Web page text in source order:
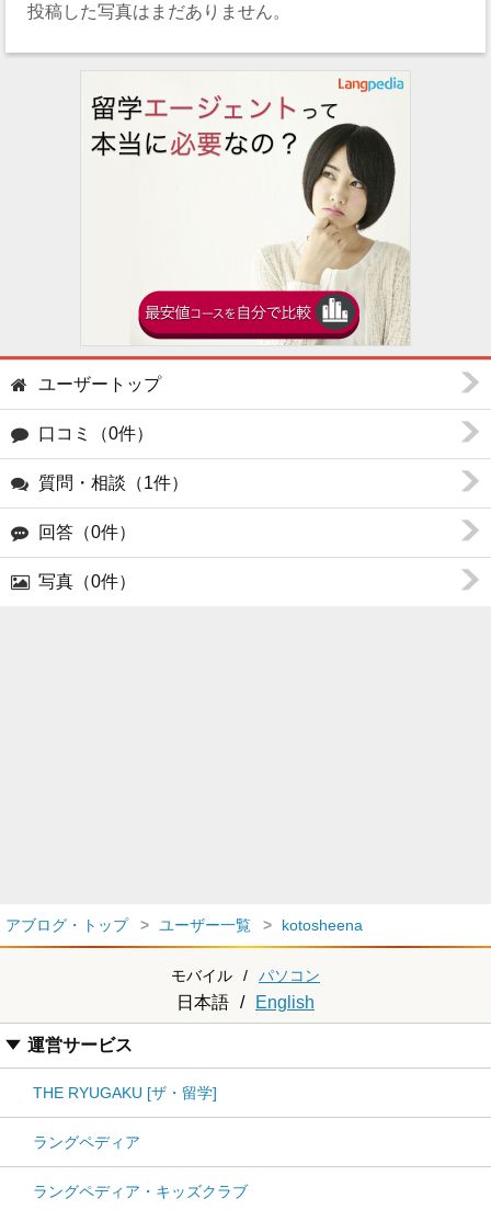
投稿した写真はまだありません。
ユーザートップ
口コミ（0件）
質問・相談（1件）
回答（0件）
写真（0件）
アブログ・トップ ユーザー一覧 kotosheena
モバイル / パソコン
日本語 / English
運営サービス
THE RYUGAKU [ザ・留学]
ラングペディア
ラングペディア・キッズクラブ